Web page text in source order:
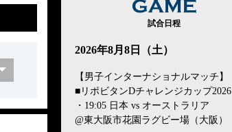
GAME
試合日程
2026年8月8日（土）
【男子インターナショナルマッチ】
■リポビタンDチャレンジカップ2026
・19:05 日本 vs オーストラリア
@東大阪市花園ラグビー場（大阪）